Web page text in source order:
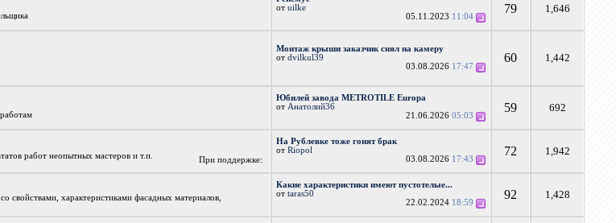
отuilke
05.11.2023 11:04
79 1,646
Монтаж крыши заказчик снял на камеру
отdvilkul39
03.08.2026 17:47
60 1,442
Юбилей завода METROTILE Europa
от Анатолий36
21.06.202605:03
59 692
При поддержке:
работ неопытных мастеров и т.п.
На Рублевке тоже гонят брак
отRiopol
03.08.2026 17:43
72 1,942
свойствами, характеристиками фасадных материалов,
Какие характеристики имеют пустотелые...
отtaras50
22.02.2024 18:59
92 1,428